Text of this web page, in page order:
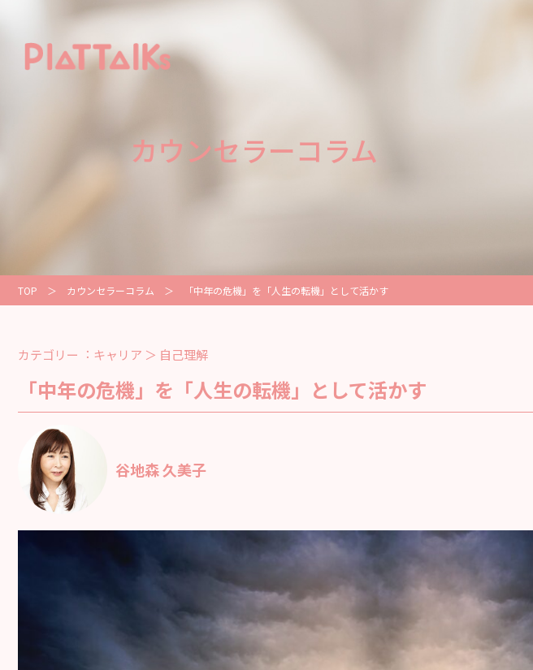
カウンセラーコラム
TOP ＞ カウンセラーコラム ＞ 「中年の危機」を「人生の転機」として活かす
カテゴリー︓ キャリア ＞ 自己理解
「中年の危機」を「人生の転機」として活かす
谷地森 久美子